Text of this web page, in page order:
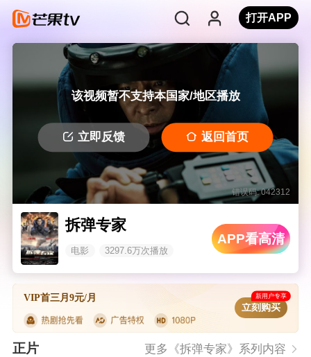
打开APP
该视频暂不支持本国家/地区播放
立即反馈 返回首页
错误码: 042312
拆弹专家
电影 3297.6万次播放
APP看高清
VIP首三月9元/月 新用户专享
立刻购买
正片 更多《拆弹专家》系列内容